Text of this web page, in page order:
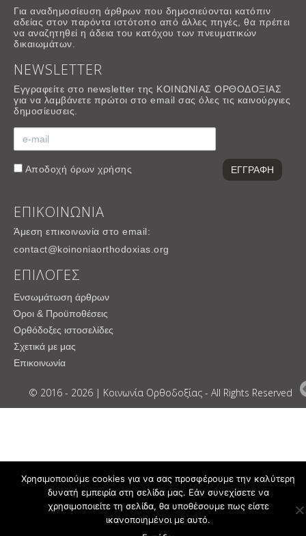
Για αναδημοσίευση άρθρων που δημοσιεύονται κατόπιν
αδείας στον παρόντα ιστότοπο από άλλες πηγές, θα πρέπει
να αναζητηθεί η άδεια του κατόχου των πνευματικών
δικαιωμάτων.
NEWSLETTER
Εγγραφείτε στο newsletter της ΚΟΙΝΩΝΙΑΣ ΟΡΘΟΔΟΞΙΑΣ
για να λαμβάνετε πρώτοι στο email σας όλες τις καινούργιες
δημοσίευσεις.
Αποδοχή όρων χρήσης
ΕΠΙΚΟΙΝΩΝΙΑ
Άμεση επικοινωνία στο email:
contact@koinoniaorthodoxias.org
ΕΠΙΛΟΓΕΣ
Ενσωμάτωση άρθρων
Όροι & Προϋποθέσεις
Ορθόδοξες ιστοσελίδες
Σχετικά με μας
Επικοινωνία
© 2016 - 2026 | Κοινωνία Ορθοδοξίας - All Rights Reserved
Χρησιμοποιούμε cookies για να σας προσφέρουμε την καλύτερη
δυνατή εμπειρία στη σελίδα μας. Εάν συνεχίσετε να
χρησιμοποιείτε τη σελίδα, θα υποθέσουμε πως είστε
ικανοποιημένοι με αυτό.